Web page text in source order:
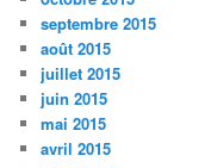
septembre 2015
août 2015
juillet 2015
juin 2015
mai 2015
avril 2015